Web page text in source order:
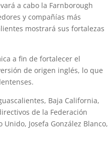
a cabo la Farnborough
y compañías más
mostrará sus fortalezas
a fin de fortalecer el
de origen inglés, lo que
Baja California,
de la Federación
Josefa González Blanco,